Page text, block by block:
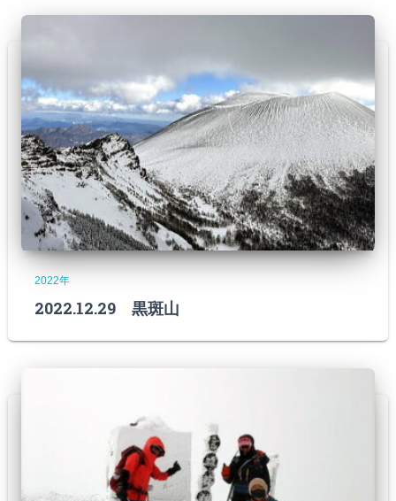
2022年
2022.12.29 黒斑山